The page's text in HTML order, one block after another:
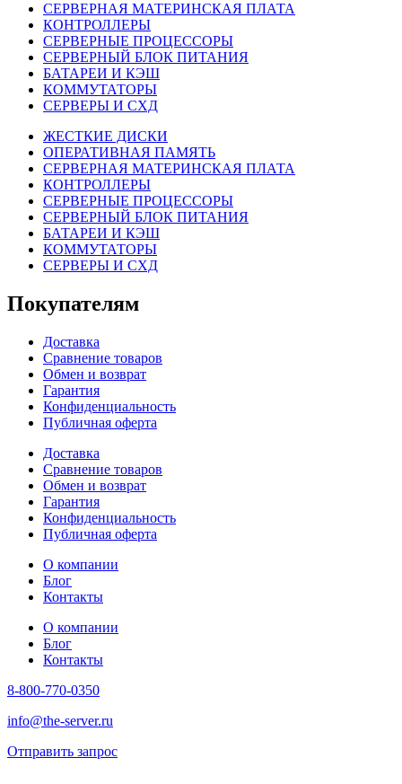
СЕРВЕРНАЯ МАТЕРИНСКАЯ ПЛАТА
КОНТРОЛЛЕРЫ
СЕРВЕРНЫЕ ПРОЦЕССОРЫ
СЕРВЕРНЫЙ БЛОК ПИТАНИЯ
БАТАРЕИ И КЭШ
КОММУТАТОРЫ
СЕРВЕРЫ И СХД
ЖЕСТКИЕ ДИСКИ
ОПЕРАТИВНАЯ ПАМЯТЬ
СЕРВЕРНАЯ МАТЕРИНСКАЯ ПЛАТА
КОНТРОЛЛЕРЫ
СЕРВЕРНЫЕ ПРОЦЕССОРЫ
СЕРВЕРНЫЙ БЛОК ПИТАНИЯ
БАТАРЕИ И КЭШ
КОММУТАТОРЫ
СЕРВЕРЫ И СХД
Покупателям
Доставка
Сравнение товаров
Обмен и возврат
Гарантия
Конфиденциальность
Публичная оферта
Доставка
Сравнение товаров
Обмен и возврат
Гарантия
Конфиденциальность
Публичная оферта
О компании
Блог
Контакты
О компании
Блог
Контакты
8-800-770-0350
info@the-server.ru
Отправить запрос